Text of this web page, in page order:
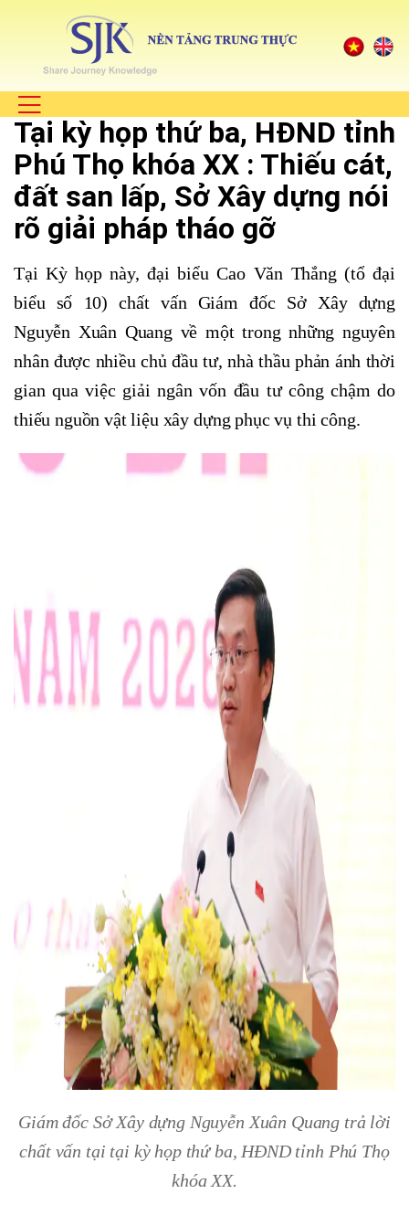
Tại kỳ họp thứ ba, HĐND tỉnh
Phú Thọ khóa XX : Thiếu cát,
đất san lấp, Sở Xây dựng nói
rõ giải pháp tháo gỡ
Tại Kỳ họp này, đại biểu Cao Văn Thắng (tổ đại
biểu số 10) chất vấn Giám đốc Sở Xây dựng
Nguyễn Xuân Quang về một trong những nguyên
nhân được nhiều chủ đầu tư, nhà thầu phản ánh thời
gian qua việc giải ngân vốn đầu tư công chậm do
thiếu nguồn vật liệu xây dựng phục vụ thi công.
Giám đốc Sở Xây dựng Nguyễn Xuân Quang trả lời
chất vấn tại tại kỳ họp thứ ba, HĐND tỉnh Phú Thọ
khóa XX.